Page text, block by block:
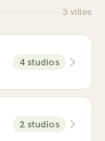
3villes
4 studios
2 studios